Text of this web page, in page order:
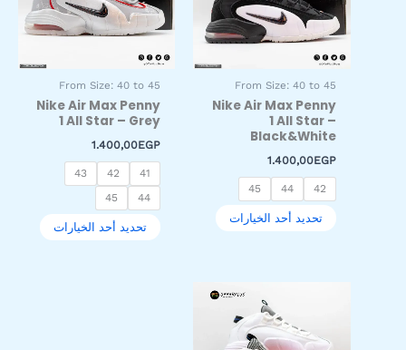
From Size: 40 to 45
Nike Air Max Penny
1 All Star –
Black&White
1.400,00EGP
42
44
45
تحديد أحد الخيارات
لهذا
المنتج.
اختيار
على
From Size: 40 to 45
Nike Air Max Penny
1 All Star – Grey
1.400,00EGP
41
42
43
44
45
تحديد أحد الخيارات
لهذا
المنتج.
اختيار
على
هناك